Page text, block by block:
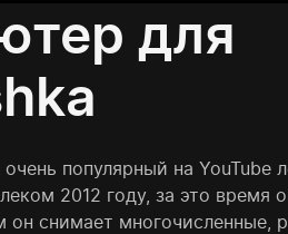
для
популярный на YouTube
2012 году, за это время
он снимает многочисленные,